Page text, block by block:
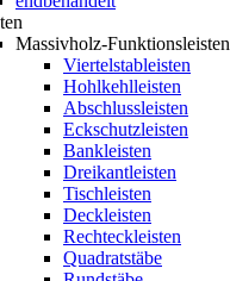
Massivholz-Funktionsleisten
Viertelstableisten
Hohlkehlleisten
Abschlussleisten
Eckschutzleisten
Bankleisten
Dreikantleisten
Tischleisten
Deckleisten
Rechteckleisten
Quadratstäbe